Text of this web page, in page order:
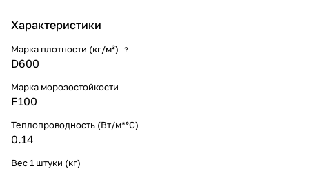
Характеристики
Марка плотности (кг/м³) ?
D600
Марка морозостойкости
F100
Теплопроводность (Вт/м*°С)
0.14
Вес 1 штуки (кг)